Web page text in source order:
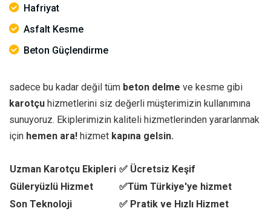
Hafriyat
Asfalt Kesme
Beton Güçlendirme
sadece bu kadar değil tüm beton delme ve kesme gibi
karotçu hizmetlerini siz değerli müşterimizin kullanımına
sunuyoruz. Ekiplerimizin kaliteli hizmetlerinden yararlanmak
için hemen ara! hizmet kapına gelsin.
Uzman Karotçu Ekipleri ✅ Ücretsiz Keşif
Güleryüzlü Hizmet
✅Tüm Türkiye'ye hizmet
Son Teknoloji
✅ Pratik ve Hızlı Hizmet